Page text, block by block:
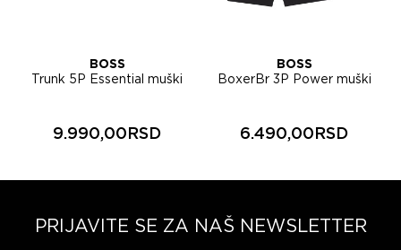
BOSS
Trunk 5P Essential muški
9.990,00RSD
BOSS
BoxerBr 3P Power muški
6.490,00RSD
PRIJAVITE SE ZA NAŠ NEWSLETTER